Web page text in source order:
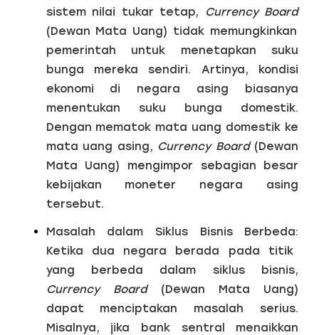
sistem nilai tukar tetap,
Currency Board
(Dewan Mata Uang) tidak memungkinkan
pemerintah untuk menetapkan suku
bunga mereka sendiri. Artinya, kondisi
ekonomi di negara asing biasanya
menentukan suku bunga domestik.
Dengan mematok mata uang domestik ke
mata uang asing, Currency Board(Dewan
Mata Uang) mengimpor sebagian besar
kebijakan moneter negara asing
tersebut.
Masalah dalam Siklus Bisnis Berbeda:
Ketika dua negara berada pada titik
yang berbeda dalam siklus bisnis,
Currency Board(Dewan Mata Uang)
dapat menciptakan masalah serius.
Misalnya, jika bank sentral menaikkan